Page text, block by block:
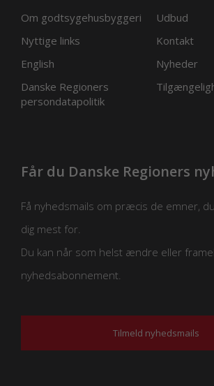
Om godtsygehusbyggeri
Udbud
Nyttige links
Kontakt
English
Nyheder
Danske Regioners
persondatapolitik
Får du Danske Regioners
Få nyhedsmails om præcis de emner,
dig mest for.
Du kan når som helst ændre eller
nyhedsabonnement.
Tilmeld nyhedsmails